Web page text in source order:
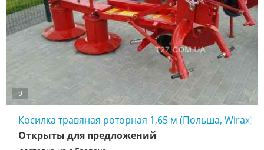
9
Косилка травяная роторная 1,65 м (Польша, Wirax)
Открыты для предложений